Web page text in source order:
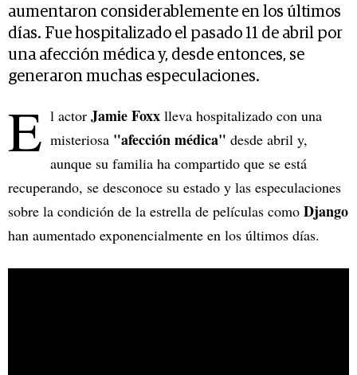
aumentaron considerablemente en los últimos
días. Fue hospitalizado el pasado 11 de abril por
una afección médica y, desde entonces, se
generaron muchas especulaciones.
E l actor Jamie Foxx lleva hospitalizado con una
misteriosa "afección médica" desde abril y,
aunque su familia ha compartido que se está
recuperando, se desconoce su estado y las especulaciones
sobre la condición de la estrella de películas como Django
han aumentado exponencialmente en los últimos días.